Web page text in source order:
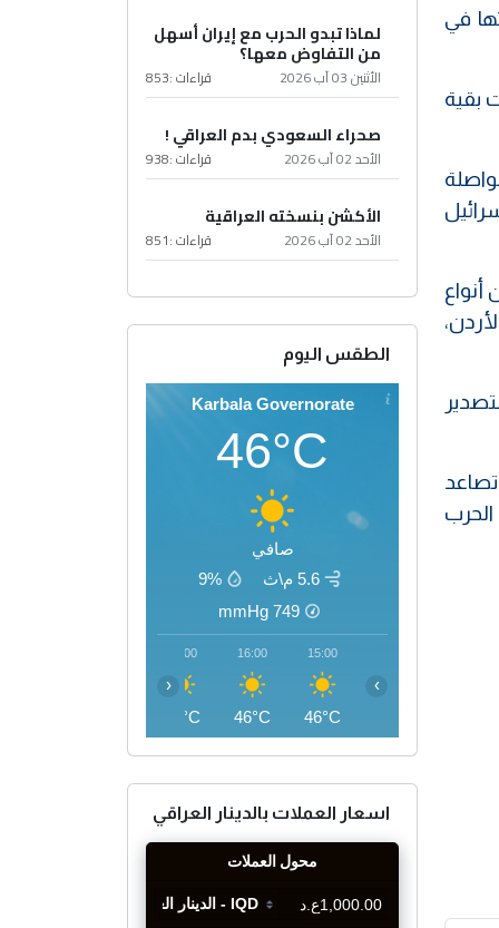
في
بقية
الواصلة
لإسرائيل
فيما صدرت شركات أردنية 25.697 طنا من أنواع
والأردن،
ضد الحرب
لماذا تبدو الحرب مع إيران أسهل
من التفاوض معها؟
الأثنين 03 آب 2026 قراءات :853
صحراء السعودي بدم العراقي !
الأحد 02 آب 2026 قراءات :938
الأكشن بنسخته العراقية
الأحد 02 آب 2026 قراءات :851
الطقس اليوم
Karbala Governorate
46°C
صافي
5.6 م\ث
9%
749
mmHg
15:00
46°C
16:00
46°C
17:00
45°C
‹ ›
اسعار العملات بالدينار العراقي